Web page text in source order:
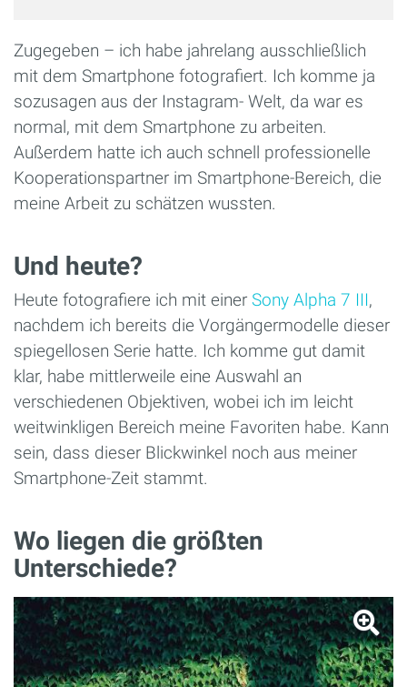
Zugegeben – ich habe jahrelang ausschließlich
mit dem Smartphone fotografiert. Ich komme ja
sozusagen aus der Instagram- Welt, da war es
normal, mit dem Smartphone zu arbeiten.
Außerdem hatte ich auch schnell professionelle
Kooperationspartner im Smartphone-Bereich, die
meine Arbeit zu schätzen wussten.
Und heute?
Heute fotografiere ich mit einer Sony Alpha 7 III,
nachdem ich bereits die Vorgängermodelle dieser
spiegellosen Serie hatte. Ich komme gut damit
klar, habe mittlerweile eine Auswahl an
verschiedenen Objektiven, wobei ich im leicht
weitwinkligen Bereich meine Favoriten habe. Kann
sein, dass dieser Blickwinkel noch aus meiner
Smartphone-Zeit stammt.
Wo liegen die größten
Unterschiede?